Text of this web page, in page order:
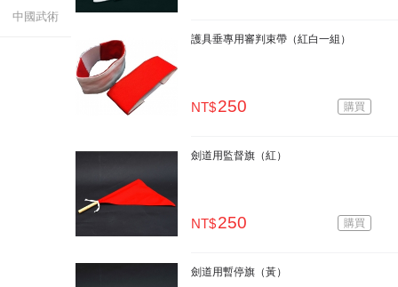
中國武術
護具垂專用審判束帶（紅白一組）
NT$250 購買
劍道用監督旗（紅）
NT$250 購買
劍道用暫停旗（黃）